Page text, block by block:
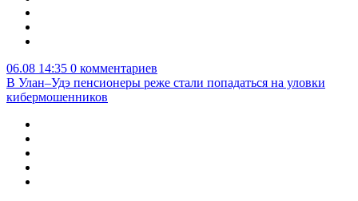
06.08 14:35 0 комментариев
В Улан–Удэ пенсионеры реже стали попадаться на уловки
кибермошенников